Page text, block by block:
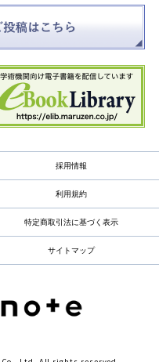
採用情報
利用規約
特定商取引法に基づく表示
サイトマップ